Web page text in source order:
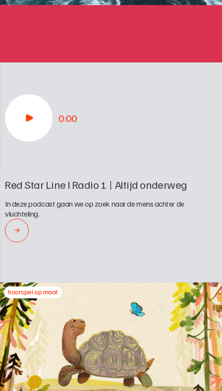
0:00
Red Star Line I Radio 1 Altijd onderweg
In deze podcast gaan we op zoek naar de mens achter de
vluchteling.
→
hoorspel op maat